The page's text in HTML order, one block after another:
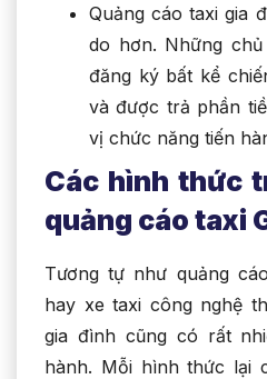
Quảng cáo taxi gia
do hơn. Những
đăng ký bất kể
và được trả phần
vị chức năng tiến
Các hình thức
quảng cáo taxi
Tương tự như quảng
hay xe taxi công nghệ
gia đình cũng có rất
hành. Mỗi hình thức lại